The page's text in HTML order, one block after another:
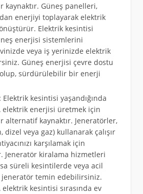
kaynaktır. Güneş panelleri,
enerjiyi toplayarak elektrik
Elektrik kesintisi
enerjisi sistemlerini
veya iş yerinizde elektrik
Güneş enerjisi çevre dostu
sürdürülebilir bir enerji
kesintisi yaşandığında
elektrik enerjisi üretmek için
alternatif kaynaktır. Jeneratörler,
dizel veya gaz) kullanarak çalışır
karşılamak için
Jeneratör kiralama hizmetleri
süreli kesintilerde veya acil
temin edebilirsiniz.
kesintisi sırasında ev